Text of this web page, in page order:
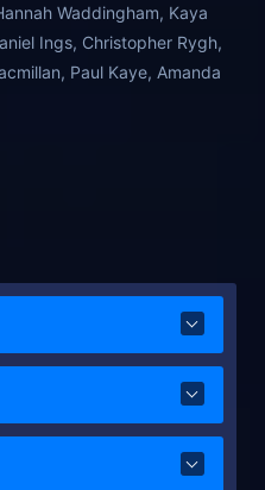
Waddingham, Kaya
Ings, Christopher Rygh,
Paul Kaye, Amanda